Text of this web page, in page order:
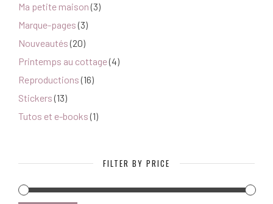
Ma petite maison (3)
Marque-pages (3)
Nouveautés (20)
Printemps au cottage(4)
Reproductions (16)
Stickers (13)
Tutos et e-books (1)
FILTER BY PRICE